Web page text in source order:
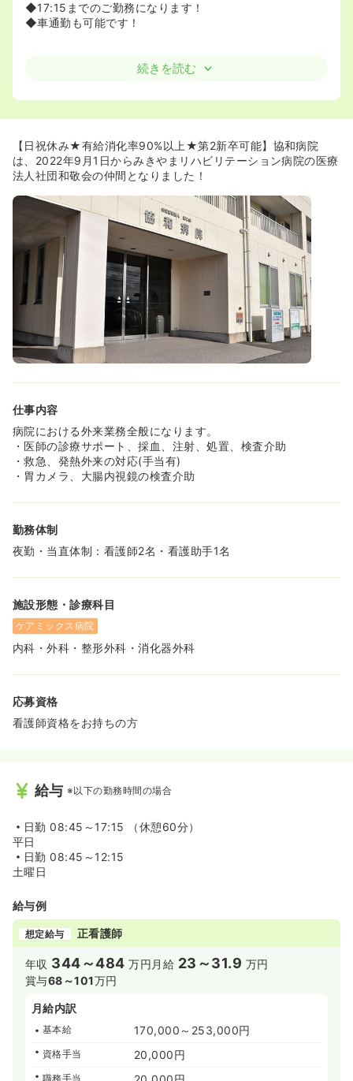
◆17:15までのご勤務になります！
◆車通勤も可能です！
続きを読む
【日祝休み★有給消化率90%以上★第2新卒可能】協和病院
は、2022年9月1日からみきやまリハビリテーション病院の医療
法人社団和敬会の仲間となりました！
仕事内容
病院における外来業務全般になります。
・医師の診療サポート、採血、注射、処置、検査介助
・救急、発熱外来の対応(手当有)
・胃カメラ、大腸内視鏡の検査介助
勤務体制
夜勤・当直体制：看護師2名・看護助手1名
施設形態・診療科目
ケアミックス病院
内科・外科・整形外科・消化器外科
応募資格
看護師資格をお持ちの方
給与 ※以下の勤務時間の場合
日勤 08:45～17:15 （休憩60分）
平日
日勤 08:45～12:15
土曜日
給与例
想定給与 正看護師
年収 344～484 万円 月給 23～31.9 万円
賞与68～101万円
月給内訳
基本給 170,000～253,000円
資格手当 20,000円
職務手当